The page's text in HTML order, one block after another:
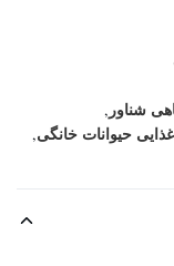
شناور ,
حیوانات خانگی,